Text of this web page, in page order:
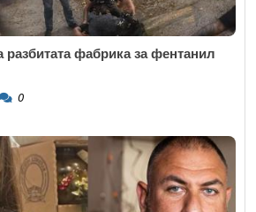
разбитата фабрика за фентанил
0